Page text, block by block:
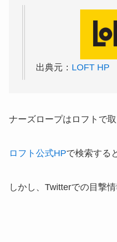
出典元： LOFT HP
ナーズロープはロフトで
ロフト公式HPで検索する
しかし、Twitterでの目撃